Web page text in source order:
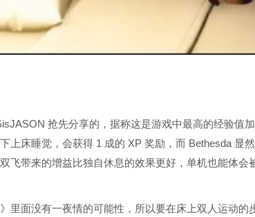
抢先分享的，据称这是游戏中最高的经验值
上床睡觉，会获得 1 成的 XP 奖励，而 Bethesda 显
飞带来的增益比独自休息的效果更好，单机也能体会
里面没有一夜情的可能性，所以要在床上双人运动的